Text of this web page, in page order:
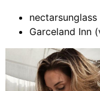
Garceland Inn